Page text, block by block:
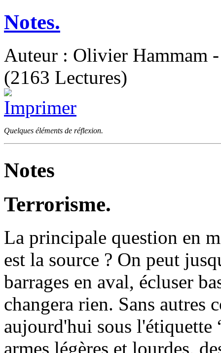
Notes.
Auteur : Olivier Hammam
(2163 Lectures)
Quelques éléments de réflexion.
Notes
Terrorisme.
La principale question en
est la source ? On peut
barrages en aval, écluser
changera rien. Sans autres
aujourd'hui sous l'étiquette
armes légères et lourdes,